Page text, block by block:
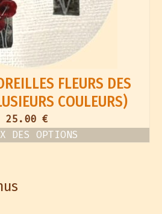
FLEURS DES
COULEURS)
25.00 €
DES OPTIONS